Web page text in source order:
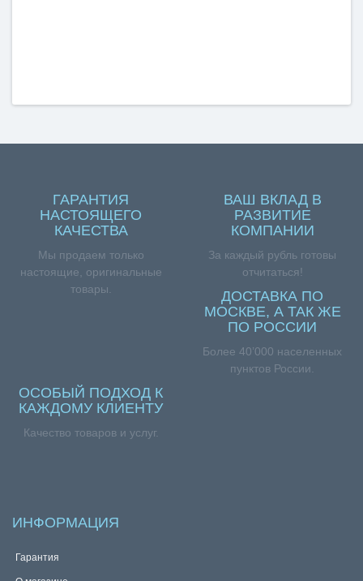
ГАРАНТИЯ
НАСТОЯЩЕГО
КАЧЕСТВА
Мы продаем только
настоящие, оригинальные
товары.
ВАШ ВКЛАД В
РАЗВИТИЕ
КОМПАНИИ
За каждый рубль готовы
отчитаться!
ДОСТАВКА ПО
МОСКВЕ, А ТАК ЖЕ
ПО РОССИИ
Более 40’000 населенных
пунктов России.
ОСОБЫЙ ПОДХОД К
КАЖДОМУ КЛИЕНТУ
Качество товаров и услуг.
ИНФОРМАЦИЯ
Гарантия